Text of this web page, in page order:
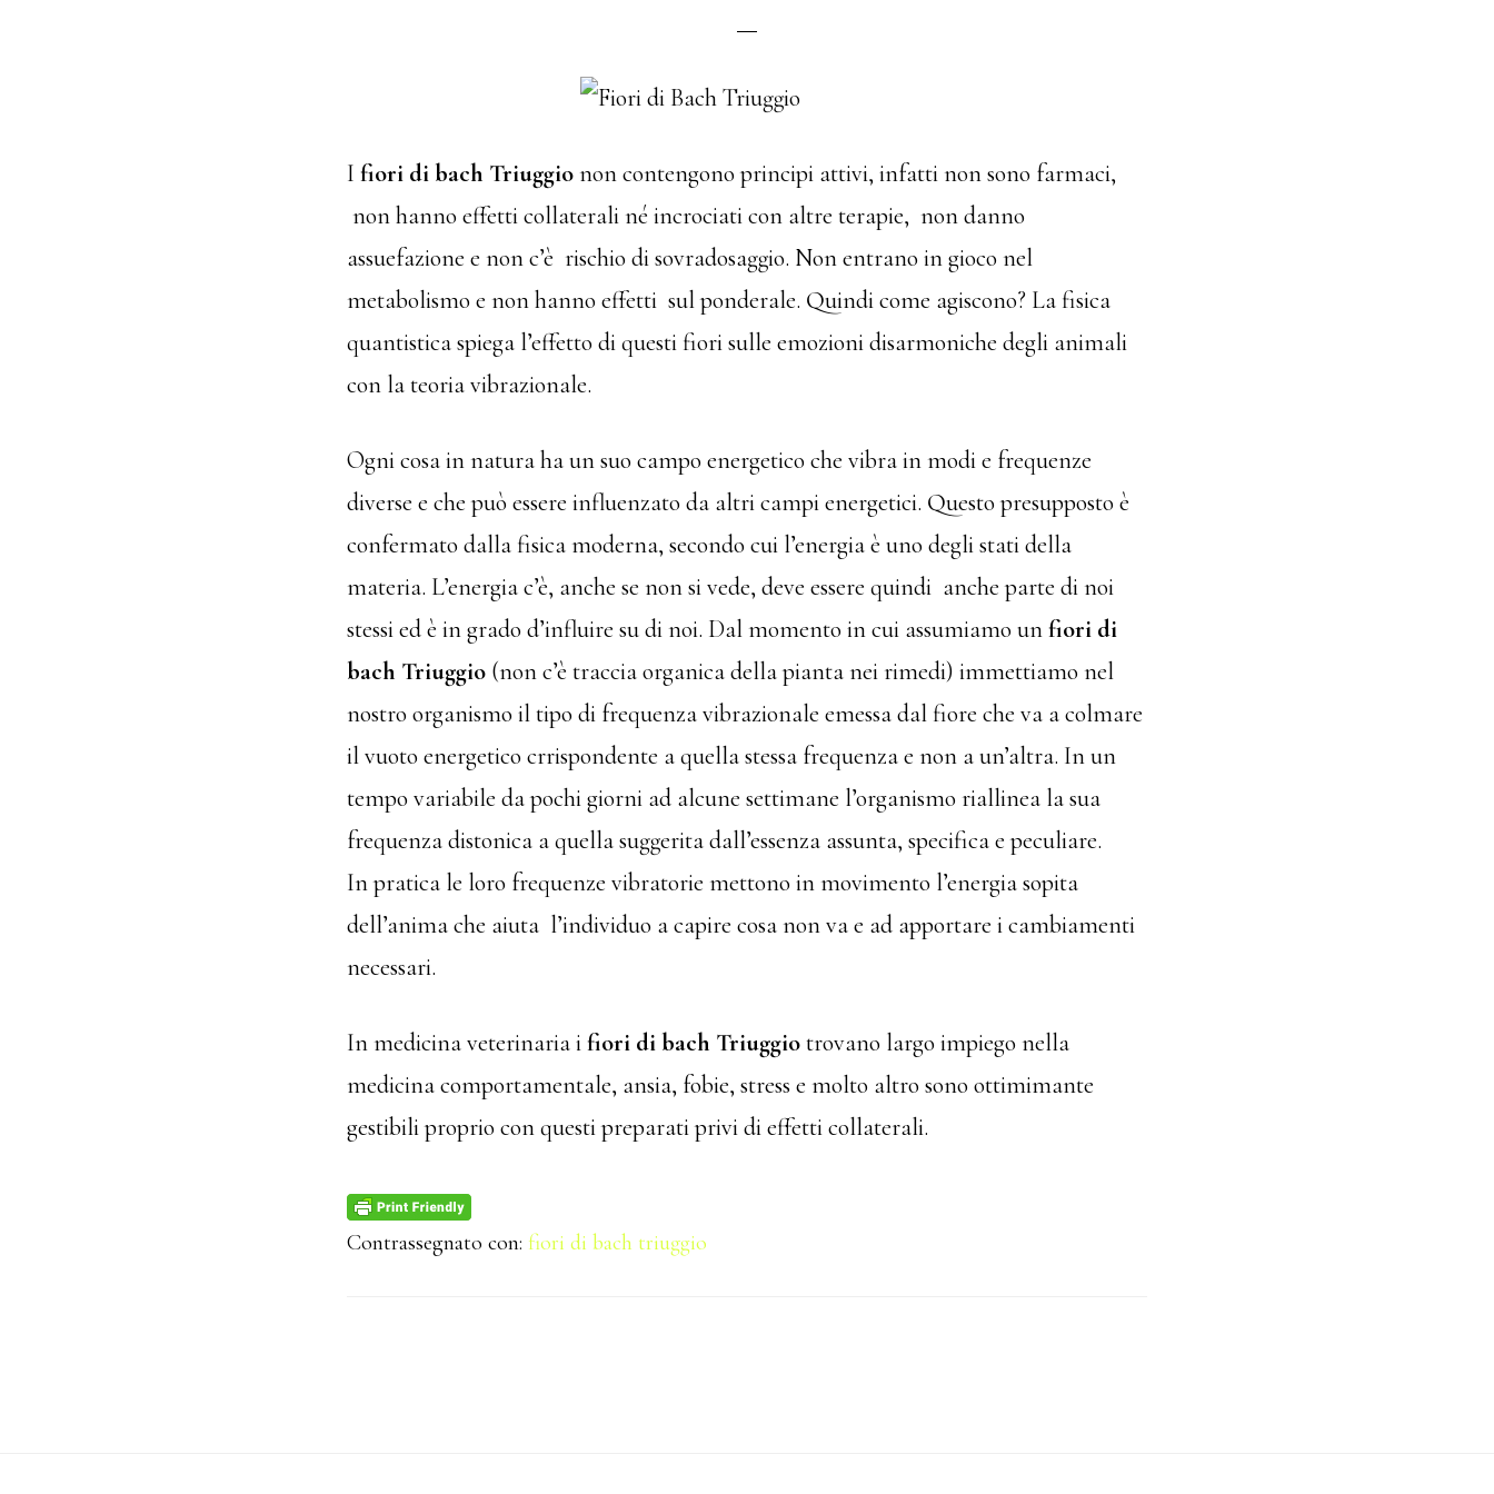
I fiori di bach Triuggionon contengono principi attivi, infatti non sono farmaci,
non hanno effetti collaterali né incrociati con altre terapie, non danno
assuefazione e non c’è rischio di sovradosaggio. Non entrano in gioco nel
metabolismo e non hanno effetti sul ponderale. Quindi come agiscono? La fisica
quantistica spiega l’effetto di questi fiori sulle emozioni disarmoniche degli animali
con la teoria vibrazionale.
Ogni cosa in natura ha un suo campo energetico che vibra in modi e frequenze
diverse e che può essere influenzato da altri campi energetici. Questo presupposto è
confermato dalla fisica moderna, secondo cui l’energia è uno degli stati della
materia. L’energia c’è, anche se non si vede, deve essere quindi anche parte di noi
stessi ed è in grado d’influire su dinoi. Dalmomento in cui assumiamo unfiori di
bach Triuggio (non c’è traccia organica della pianta nei rimedi) immettiamo nel
nostro organismo il tipo di frequenza vibrazionale emessa dal fiore che va a colmare
il vuoto energetico crrispondente a quella stessa frequenza e non a un’altra. Inun
tempo variabile da pochi giorni ad alcune settimane l’organismo riallinea la sua
frequenza distonica a quella suggerita dall’essenza assunta, specifica epeculiare.
Inpratica le loro frequenze vibratorie mettono in movimento l’energia sopita
dell’anima che aiuta l’individuo a capire cosa non va e ad apportare i cambiamenti
necessari.
In medicina veterinaria ifiori di bach Triuggiotrovano largo impiego nella
medicina comportamentale, ansia, fobie, stress e molto altro sono ottimimante
gestibili proprio con questi preparati privi di effetti collaterali.
Contrassegnato con: fiori di bach triuggio